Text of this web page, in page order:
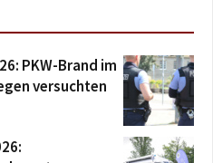
PKW-Brand im
versuchten